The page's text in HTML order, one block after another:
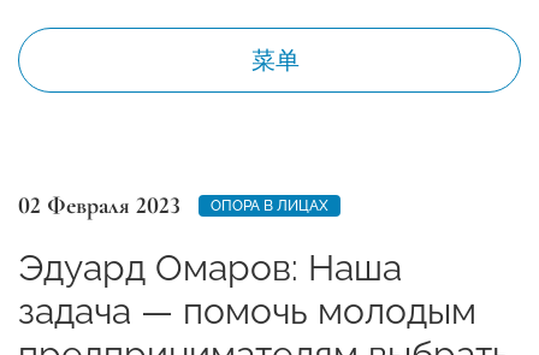
菜单
02 Февраля 2023 ОПОРА В ЛИЦАХ
Эдуард Омаров: Наша
задача — помочь молодым